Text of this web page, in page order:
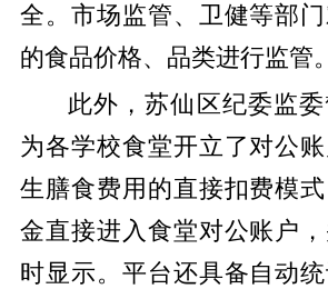
全。市场监管、卫健等部
的食品价格、品类进行监管。
此外，苏仙区纪委监
为各学校食堂开立了对公
生膳食费用的直接扣费模
金直接进入食堂对公账户
时显示。平台还具备自动